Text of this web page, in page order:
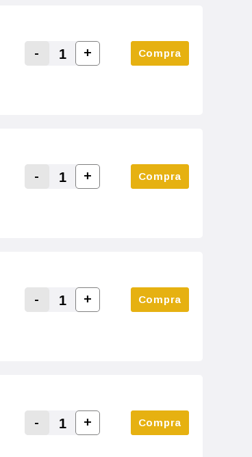
Decrease Quantity:
-
Increase Quantity:
+ Compra
Decrease Quantity:
-
Increase Quantity:
+ Compra
Decrease Quantity:
-
Increase Quantity:
+ Compra
Decrease Quantity:
-
Increase Quantity:
+ Compra